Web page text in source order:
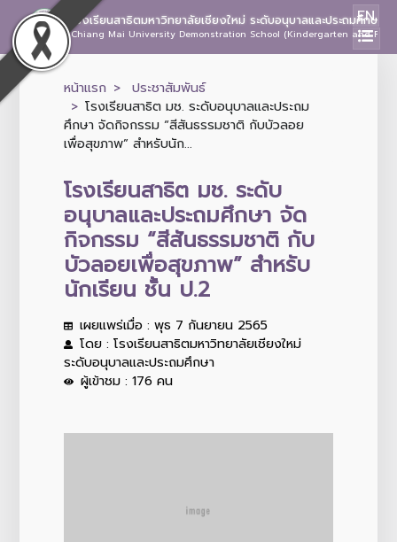
โรงเรียนสาธิตมหาวิทยาลัยเชียงใหม่ ระดับอนุบาลและประถมศึกษา
Chiang Mai University Demonstration School (Kindergarten and
EN
หน้าแรก
ประชาสัมพันธ์
โรงเรียนสาธิต มช. ระดับอนุบาลและประถม
ศึกษา จัดกิจกรรม “สีสันธรรมชาติ กับบัวลอย
เพื่อสุขภาพ” สำหรับนัก...
โรงเรียนสาธิต มช. ระดับ
อนุบาลและประถมศึกษา จัด
กิจกรรม “สีสันธรรมชาติ กับ
บัวลอยเพื่อสุขภาพ” สำหรับ
นักเรียน ชั้น ป.2
เผยแพร่เมื่อ : พุธ 7 กันยายน 2565
โดย : โรงเรียนสาธิตมหาวิทยาลัยเชียงใหม่
ระดับอนุบาลและประถมศึกษา
ผู้เข้าชม : 176 คน